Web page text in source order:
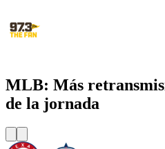
MLB: Más
de la jornada